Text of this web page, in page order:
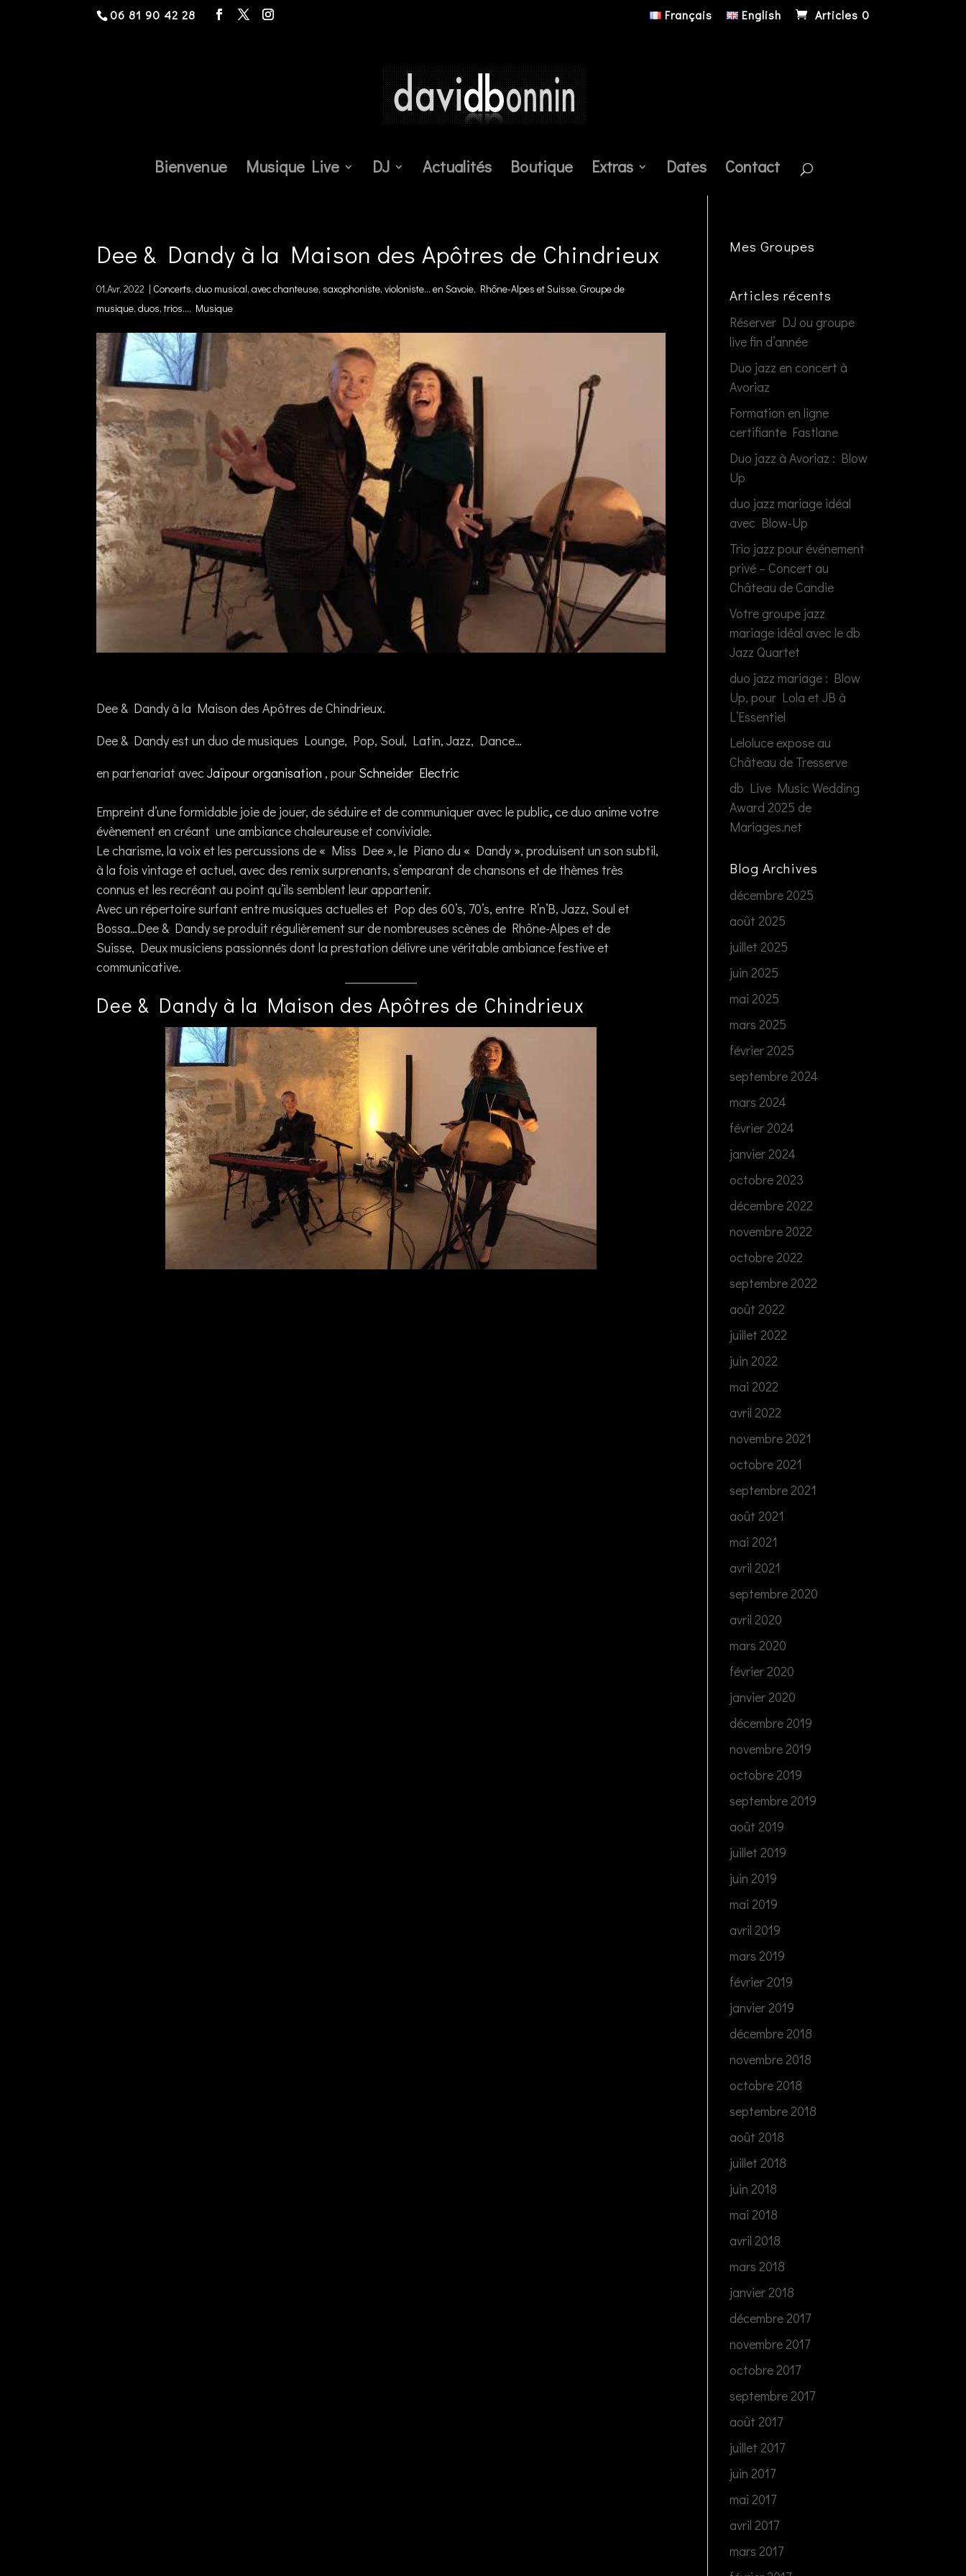
06 81 90 42 28 Français English Articles 0
Bienvenue Musique Live DJ Actualités Boutique Extras Dates Contact
Dee & Dandy à la Maison des Apôtres de Chindrieux
01,Avr, 2022 | Concerts,duo musical, avec chanteuse, saxophoniste, violoniste... en Savoie, Rhône-Alpes et Suisse,Groupe de
musique, duos, trios..., Musique
Dee & Dandy à la Maison des Apôtres de Chindrieux.
Dee & Dandy est un duo de musiques Lounge, Pop, Soul, Latin, Jazz, Dance…
en partenariat avecJaïpour organisation , pour Schneider Electric
Empreint d’une formidable joie de jouer, de séduire et de communiquer avec le public,ce duo anime votre
évènement en créant une ambiance chaleureuse et conviviale.
Le charisme, la voix et les percussions de « Miss Dee », le Piano du « Dandy », produisent un son subtil,
à la fois vintage et actuel, avec des remix surprenants, s’emparant de chansons et de thèmes très
connus et les recréant au point qu’ils semblent leur appartenir.
Avec un répertoire surfant entre musiques actuelles et Pop des 60’s, 70’s, entre R’n’B, Jazz, Soul et
Bossa…Dee & Dandy se produit régulièrement sur de nombreuses scènes de Rhône-Alpes et de
Suisse, Deux musiciens passionnés dont la prestation délivre une véritable ambiance festive et
communicative.
Dee & Dandy à la Maison des Apôtres de Chindrieux
Mes Groupes
Articles récents
Réserver DJ ou groupe
live fin d’année
Duo jazz en concert à
Avoriaz
Formation en ligne
certifiante Fastlane
Duo jazz à Avoriaz : Blow
Up
duo jazz mariage idéal
avec Blow-Up
Trio jazz pour événement
privé – Concert au
Château de Candie
Votre groupe jazz
mariage idéal avec le db
Jazz Quartet
duo jazz mariage : Blow
Up, pour Lola et JB à
L’Essentiel
Leloluce expose au
Château de Tresserve
db Live Music Wedding
Award 2025 de
Mariages.net
Blog Archives
décembre 2025
août 2025
juillet 2025
juin 2025
mai 2025
mars 2025
février 2025
septembre 2024
mars 2024
février 2024
janvier 2024
octobre 2023
décembre 2022
novembre 2022
octobre 2022
septembre 2022
août 2022
juillet 2022
juin 2022
mai 2022
avril 2022
novembre 2021
octobre 2021
septembre 2021
août 2021
mai 2021
avril 2021
septembre 2020
avril 2020
mars 2020
février 2020
janvier 2020
décembre 2019
novembre 2019
octobre 2019
septembre 2019
août 2019
juillet 2019
juin 2019
mai 2019
avril 2019
mars 2019
février 2019
janvier 2019
décembre 2018
novembre 2018
octobre 2018
septembre 2018
août 2018
juillet 2018
juin 2018
mai 2018
avril 2018
mars 2018
janvier 2018
décembre 2017
novembre 2017
octobre 2017
septembre 2017
août 2017
juillet 2017
juin 2017
mai 2017
avril 2017
mars 2017